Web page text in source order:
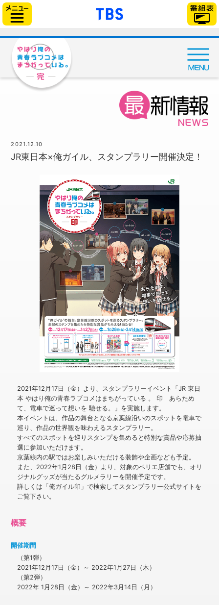
「TBSテレビ」トップ
2021.12.10
JR東日本×俺ガイル、スタンプラリー開催決定！
2021年12月17日（金）より、スタンプラリーイベント「JR 東日
本 やはり俺の青春ラブコメはまちがっている 。 印 あらため
て、電車で巡って想いを 馳せる。」を実施します。
本イベントは、作品の舞台となる京葉線沿いのスポットを電車で
巡り、作品の世界観を味わえるスタンプラリー。
すべてのスポットを巡りスタンプを集めると特別な賞品や応募抽
選に参加いただけます。
京葉線内の駅ではお楽しみいただける装飾や企画なども予定。
また、2022年1月28日（金）より、対象のペリエ店舗でも、オリ
ジナルグッズが当たるグルメラリーを開催予定です。
詳しくは「俺ガイル印」で検索してスタンプラリー公式サイトを
ご覧下さい。
概要
開催期間
（第1弾）
2021年12月17日（金）～ 2022年1月27日（木）
（第2弾）
2022年 1月28日（金）～ 2022年3月14日（月）